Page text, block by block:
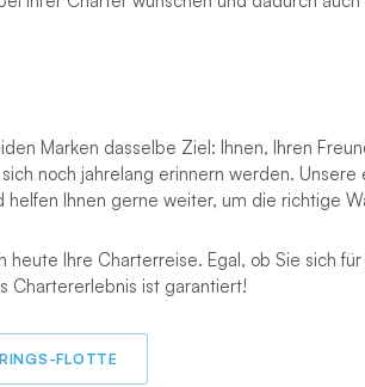
Marken dasselbe Ziel: Ihnen, Ihren
noch jahrelang erinnern werden.
Ihnen gerne weiter, um die richtige
heute Ihre Charterreise. Egal, ob Sie sich
Chartererlebnis ist garantiert!
FLOTTE